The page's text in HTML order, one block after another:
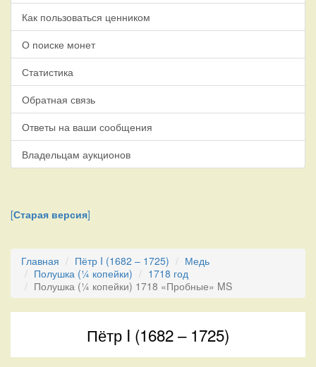
Как пользоваться ценником
О поиске монет
Статистика
Обратная связь
Ответы на ваши сообщения
Владельцам аукционов
[Старая версия]
Главная Пётр I (1682 – 1725)
Медь
Полушка (¼ копейки)
1718 год
Полушка (¼ копейки) 1718 «Пробные» MS
Пётр I (1682 – 1725)